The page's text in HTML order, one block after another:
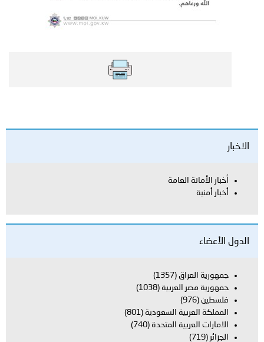
الاخبار
أخبار الأمانة العامة
أخبار أمنية
الدول الأعضاء
جمهورية العراق (1357)
جمهورية مصر العربية (1038)
فلسطين (976)
المملكة العربية السعودية (801)
الامارات العربية المتحدة (740)
الجزائر (719)